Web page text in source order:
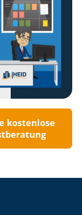
kostenlose